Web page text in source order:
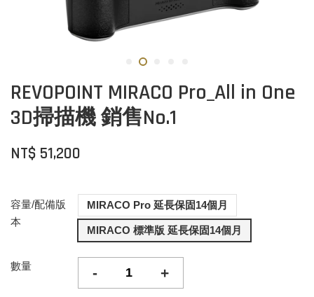
REVOPOINT MIRACO Pro_All in One
3D掃描機 銷售No.1
NT$ 51,200
容量/配備版
本
MIRACO Pro 延長保固14個月
MIRACO 標準版 延長保固14個月
數量 - +